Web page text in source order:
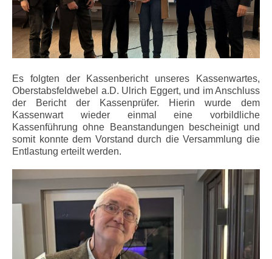
Es folgten der Kassenbericht unseres Kassenwartes,
Oberstabsfeldwebel a.D. Ulrich Eggert, und im Anschluss
der Bericht der Kassenprüfer. Hierin wurde dem
Kassenwart wieder einmal eine vorbildliche
Kassenführung ohne Beanstandungen bescheinigt und
somit konnte dem Vorstand durch die Versammlung die
Entlastung erteilt werden.